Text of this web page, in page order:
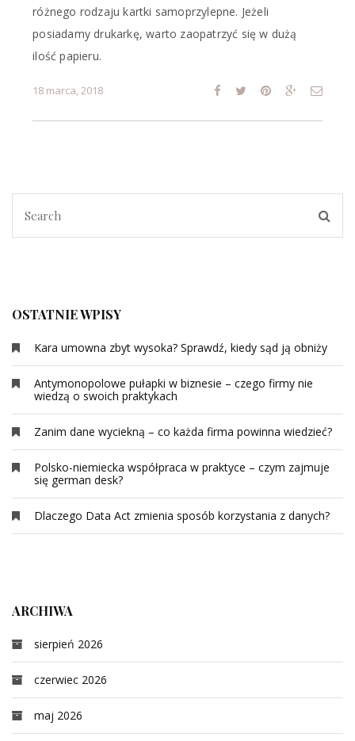
różnego rodzaju kartki samoprzylepne. Jeżeli
posiadamy drukarkę, warto zaopatrzyć się w dużą
ilość papieru.
18 marca, 2018
OSTATNIE WPISY
Kara umowna zbyt wysoka? Sprawdź, kiedy sąd ją obniży
Antymonopolowe pułapki w biznesie – czego firmy nie
wiedzą o swoich praktykach
Zanim dane wyciekną – co każda firma powinna wiedzieć?
Polsko-niemiecka współpraca w praktyce – czym zajmuje
się german desk?
Dlaczego Data Act zmienia sposób korzystania z danych?
ARCHIWA
sierpień 2026
czerwiec 2026
maj 2026